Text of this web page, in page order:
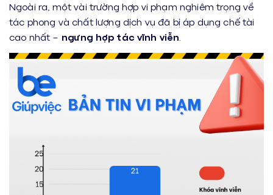
Ngoài ra, một vài trường hợp vi phạm nghiêm trọng về
tác phong và chất lượng dịch vụ đã bị áp dụng chế tài
cao nhất – ngưng hợp tác vĩnh viễn